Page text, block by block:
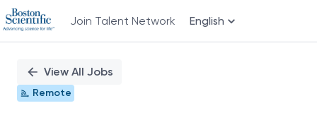
Join Talent Network English
PositionView All Jobs
Remote